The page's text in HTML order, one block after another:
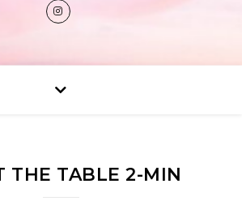
THE TABLE 2-MIN